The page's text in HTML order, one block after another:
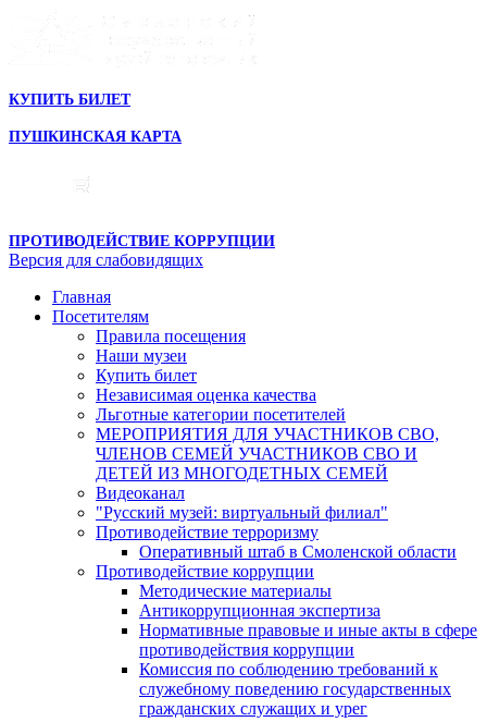
КУПИТЬ БИЛЕТ
ПУШКИНСКАЯ КАРТА
ПРОТИВОДЕЙСТВИЕ КОРРУПЦИИ
Версия для слабовидящих
Главная
Посетителям
Правила посещения
Наши музеи
Купить билет
Независимая оценка качества
Льготные категории посетителей
МЕРОПРИЯТИЯ ДЛЯ УЧАСТНИКОВ СВО,
ЧЛЕНОВ СЕМЕЙ УЧАСТНИКОВ СВО И
ДЕТЕЙ ИЗ МНОГОДЕТНЫХ СЕМЕЙ
Видеоканал
"Русский музей: виртуальный филиал"
Противодействие терроризму
Оперативный штаб в Смоленской области
Противодействие коррупции
Методические материалы
Антикоррупционная экспертиза
Нормативные правовые и иные акты в сфере
противодействия коррупции
Комиссия по соблюдению требований к
служебному поведению государственных
гражданских служащих и урег